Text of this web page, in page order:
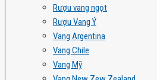
Rượu vang ngọt
Rượu Vang Ý
Vang Argentina
Vang Chile
Vang Mỹ